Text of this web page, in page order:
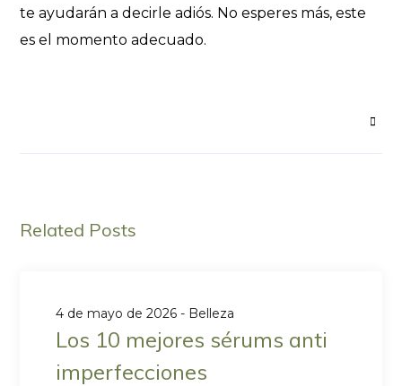
te ayudarán a decirle adiós. No esperes más, este
es el momento adecuado.
Related Posts
4 de mayo de 2026 Belleza
Los 10 mejores sérums anti
imperfecciones